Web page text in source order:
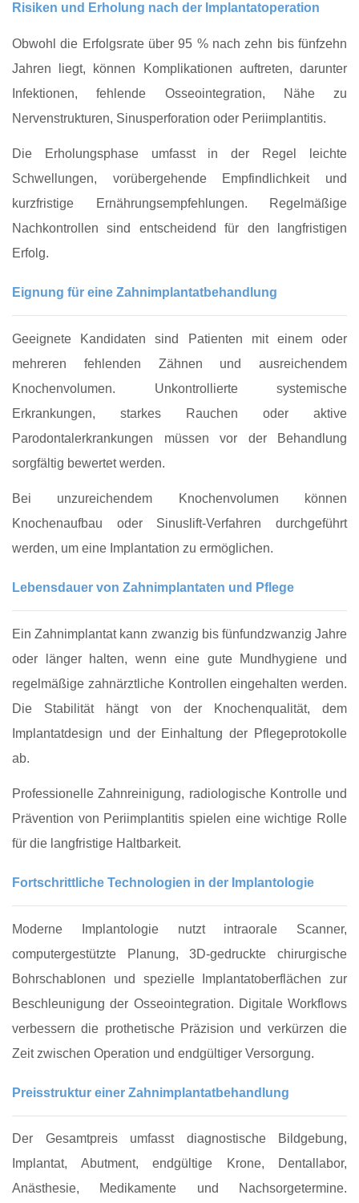
Risiken und Erholung nach der Implantatoperation
Obwohl die Erfolgsrate über 95 % nach zehn bis fünfzehn
Jahren liegt, können Komplikationen auftreten, darunter
Infektionen, fehlende Osseointegration, Nähe zu
Nervenstrukturen, Sinusperforation oder Periimplantitis.
Die Erholungsphase umfasst in der Regel leichte
Schwellungen, vorübergehende Empfindlichkeit und
kurzfristige Ernährungsempfehlungen. Regelmäßige
Nachkontrollen sind entscheidend für den langfristigen
Erfolg.
Eignung für eine Zahnimplantatbehandlung
Geeignete Kandidaten sind Patienten mit einem oder
mehreren fehlenden Zähnen und ausreichendem
Knochenvolumen. Unkontrollierte systemische
Erkrankungen, starkes Rauchen oder aktive
Parodontalerkrankungen müssen vor der Behandlung
sorgfältig bewertet werden.
Bei unzureichendem Knochenvolumen können
Knochenaufbau oder Sinuslift-Verfahren durchgeführt
werden, um eine Implantation zu ermöglichen.
Lebensdauer von Zahnimplantaten und Pflege
Ein Zahnimplantat kann zwanzig bis fünfundzwanzig Jahre
oder länger halten, wenn eine gute Mundhygiene und
regelmäßige zahnärztliche Kontrollen eingehalten werden.
Die Stabilität hängt von der Knochenqualität, dem
Implantatdesign und der Einhaltung der Pflegeprotokolle
ab.
Professionelle Zahnreinigung, radiologische Kontrolle und
Prävention von Periimplantitis spielen eine wichtige Rolle
für die langfristige Haltbarkeit.
Fortschrittliche Technologien in der Implantologie
Moderne Implantologie nutzt intraorale Scanner,
computergestützte Planung, 3D‑gedruckte chirurgische
Bohrschablonen und spezielle Implantatoberflächen zur
Beschleunigung der Osseointegration. Digitale Workflows
verbessern die prothetische Präzision und verkürzen die
Zeit zwischen Operation und endgültiger Versorgung.
Preisstruktur einer Zahnimplantatbehandlung
Der Gesamtpreis umfasst diagnostische Bildgebung,
Implantat, Abutment, endgültige Krone, Dentallabor,
Anästhesie, Medikamente und Nachsorgetermine.